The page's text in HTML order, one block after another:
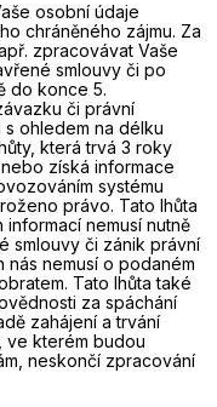
osobní údaje
chráněného zájmu. Za
zpracovávat Vaše
smlouvy či po
do konce 5.
či právní
ohledem na délku
která trvá 3 roky
získá informace
systému
právo. Tato lhůta
nemusí nutně
smlouvy či zánik právní
nemusí o podaném
Tato lhůta také
za spáchání
zahájení a trvání
ve kterém budou
neskončí zpracování